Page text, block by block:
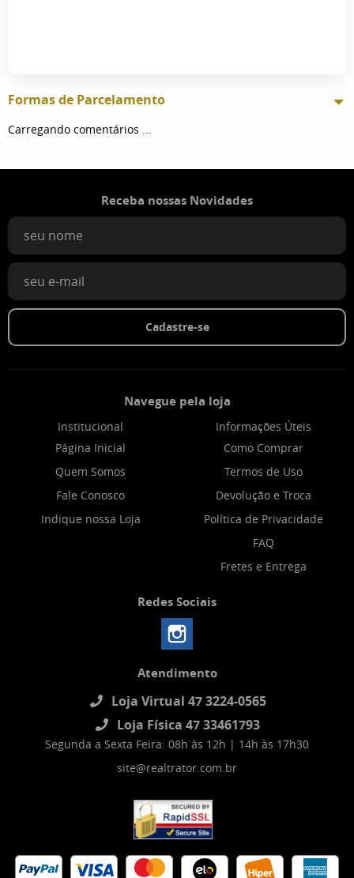
Formas de Parcelamento
Carregando comentários ...
Receba nossas Novidades
Cadastre-se
Navegue pela loja
Institucional
Página Inicial
Quem Somos
Fale Conosco
Indique nossa Loja
Informações Úteis
Como Comprar
Termos de Uso
Devolução e Troca
Política de Privacidade
FAQ
Fretes e Entrega
Redes Sociais
Atendimento
Loja Virtual 47 3224-0565
Loja Física 47 33461793
Segunda a Sexta Feira: 08h às 12h | 14h às 17h30
site@realtrator.com.br